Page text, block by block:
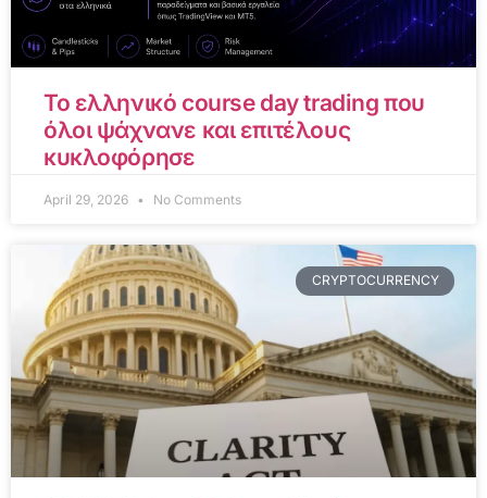
Το ελληνικό course day trading που
όλοι ψάχνανε και επιτέλους
κυκλοφόρησε
April 29, 2026 No Comments
CRYPTOCURRENCY